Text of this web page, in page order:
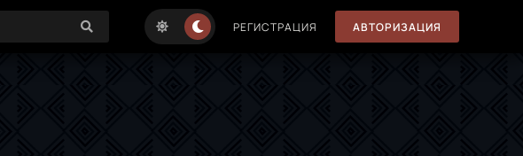
РЕГИСТРАЦИЯ АВТОРИЗАЦИЯ